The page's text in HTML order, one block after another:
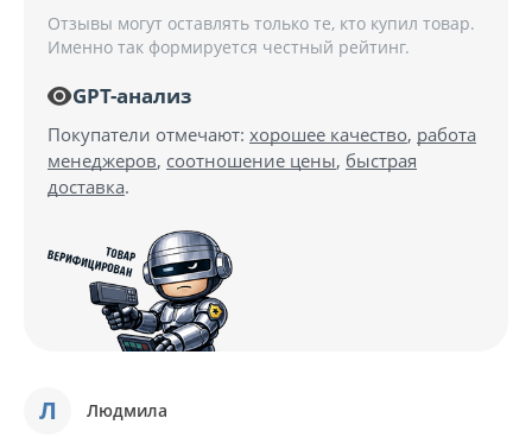
Л Людмила
Отзывы могут оставлять только те, кто купил товар.
Именно так формируется честный рейтинг.
GPT-анализ
Покупатели отмечают: хорошее качество, работа
менеджеров, соотношение цены, быстрая
доставка.